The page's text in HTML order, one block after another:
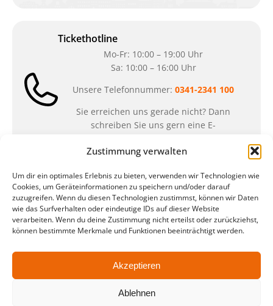
Zustimmung verwalten
Um dir ein optimales Erlebnis zu bieten, verwenden wir Technologien wie
Cookies, um Geräteinformationen zu speichern und/oder darauf
zuzugreifen. Wenn du diesen Technologien zustimmst, können wir Daten
wie das Surfverhalten oder eindeutige IDs auf dieser Website
verarbeiten. Wenn du deine Zustimmung nicht erteilst oder zurückziehst,
können bestimmte Merkmale und Funktionen beeinträchtigt werden.
Akzeptieren
Ablehnen
Tickethotline
Mo-Fr: 10:00 – 19:00 Uhr
Sa: 10:00 – 16:00 Uhr
Unsere Telefonnummer: 0341-2341 100
Sie erreichen uns gerade nicht? Dann
schreiben Sie uns gern eine E-
Kassenöffnungszeiten
unsere Sonderöffnungszeiten im Sommer:
in der Zeit vom 06.07. – 07.08.2026
Montag – Freitag: 10-18 Uhr Samstag: